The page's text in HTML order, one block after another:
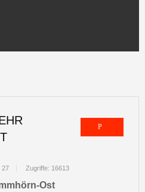
27 Zugriffe: 16613
Ost